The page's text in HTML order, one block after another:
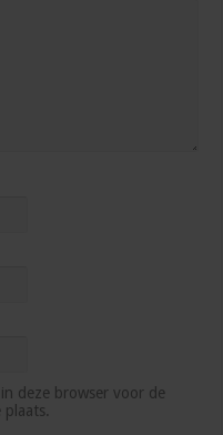
deze browser voor de
plaats.